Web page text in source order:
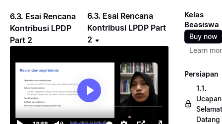
6.3. Esai Rencana
Kontribusi LPDP
Part 2
6.3. Esai Rencana
Kontribusi LPDP Part
2
Kelas
Beasiswa
Buy now
Learn
Persiapan
1.1.
Ucapan
Selamat
Datang